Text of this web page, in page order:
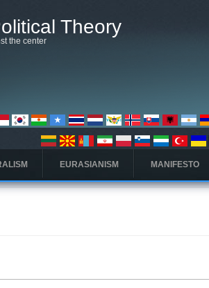
Theory
the center
EURASIANISM MANIFESTO